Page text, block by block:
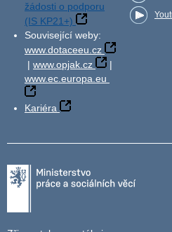
žádosti o podporu
(IS KP21+)
Související weby:
www.dotaceeu.cz
| www.opjak.cz
|
www.ec.europa.eu
Kariéra